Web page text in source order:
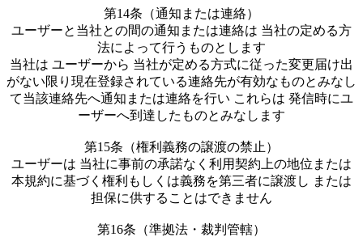
第14条（通知または連絡）
ユーザーと当社との間の通知または連絡は 当社の定める方
法によって行うものとします
当社は ユーザーから 当社が定める方式に従った変更届け出
がない限り現在登録されている連絡先が有効なものとみなし
て当該連絡先へ通知または連絡を行い これらは 発信時にユ
ーザーへ到達したものとみなします
第15条（権利義務の譲渡の禁止）
ユーザーは 当社に事前の承諾なく利用契約上の地位または
本規約に基づく権利もしくは義務を第三者に譲渡し または
担保に供することはできません
第16条（準拠法・裁判管轄）